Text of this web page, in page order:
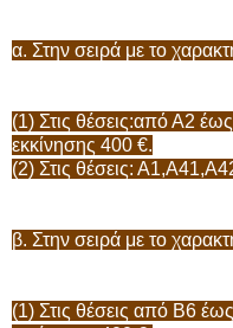
α. Στην σειρά με το
(1) Στις θέσεις:από Α2
εκκίνησης 400 €.
(2) Στις θέσεις:
β. Στην σειρά με το
(1) Στις θέσεις από Β6